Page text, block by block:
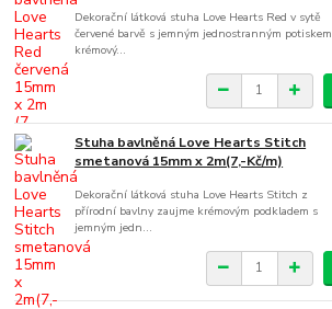
Dekorační látková stuha Love Hearts Red v sytě
červené barvě s jemným jednostranným potiskem
krémový...
Stuha bavlněná Love Hearts Stitch
smetanová 15mm x 2m(7,-Kč/m)
Dekorační látková stuha Love Hearts Stitch z
přírodní bavlny zaujme krémovým podkladem s
jemným jedn...